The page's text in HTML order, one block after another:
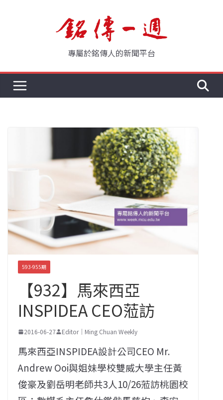
專屬於銘傳人的新聞平台
593-955期
【932】馬來西亞
INSPIDEA CEO蒞訪
2016-06-27 Editor｜Ming Chuan Weekly
馬來西亞INSPIDEA設計公司CEO Mr.
Andrew Ooi與姐妹學校雙威大學主任黃
俊豪及劉岳明老師共3人10/26蒞訪桃園校